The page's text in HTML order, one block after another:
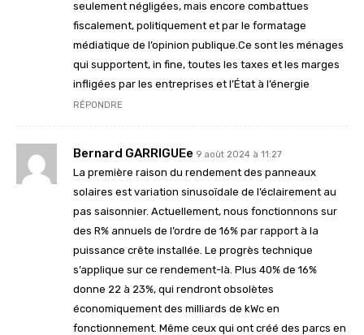
seulement négligées, mais encore combattues
fiscalement, politiquement et par le formatage
médiatique de l’opinion publique.Ce sont les ménages
qui supportent, in fine, toutes les taxes et les marges
infligées par les entreprises et l’État à l’énergie
RÉPONDRE
Bernard GARRIGUEe 9 août 2024 à 11:27
La première raison du rendement des panneaux
solaires est variation sinusoïdale de l’éclairement au
pas saisonnier. Actuellement, nous fonctionnons sur
des R% annuels de l’ordre de 16% par rapport à la
puissance crête installée. Le progrès technique
s’applique sur ce rendement-là. Plus 40% de 16%
donne 22 à 23%, qui rendront obsolètes
économiquement des milliards de kWc en
fonctionnement. Même ceux qui ont créé des parcs en